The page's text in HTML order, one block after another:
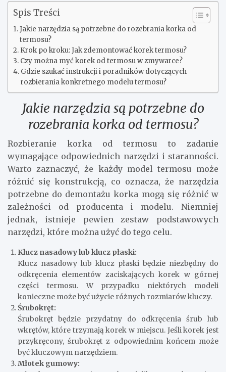
Spis Treści
Jakie narzędzia są potrzebne do rozebrania korka od
termosu?
Krok po kroku: Jak zdemontować korek termosu?
Czy można myć korek od termosu w zmywarce?
Gdzie szukać instrukcji i poradników dotyczących
rozbierania konkretnego modelu termosu?
Jakie narzędzia są potrzebne do
rozebrania korka od termosu?
Rozbieranie korka od termosu to zadanie
wymagające odpowiednich narzędzi i staranności.
Warto zaznaczyć, że każdy model termosu może
różnić się konstrukcją, co oznacza, że narzędzia
potrzebne do demontażu korka mogą się różnić w
zależności od producenta i modelu. Niemniej
jednak, istnieje pewien zestaw podstawowych
narzędzi, które można użyć do tego celu.
Klucz nasadowy lub klucz płaski:
Klucz nasadowy lub klucz płaski będzie niezbędny do
odkręcenia elementów zaciskających korek w górnej
części termosu. W przypadku niektórych modeli
konieczne może być użycie różnych rozmiarów kluczy.
Śrubokręt:
Śrubokręt będzie przydatny do odkręcenia śrub lub
wkrętów, które trzymają korek w miejscu. Jeśli korek jest
przykręcony, śrubokręt z odpowiednim końcem może
być kluczowym narzędziem.
Młotek gumowy: